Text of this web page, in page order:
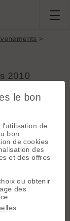
>
2010
patrouille des
chances
co équipiers
de
suis dans la
le bon
l'utilisation de
bon
de cookies
des
et des offres
ou obtenir
des
: